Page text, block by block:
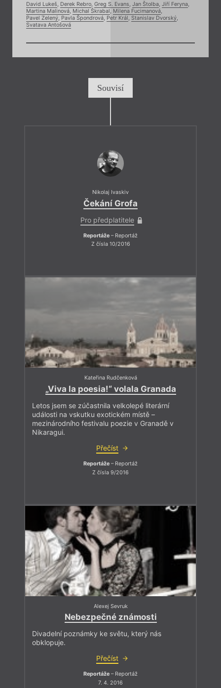
David Lukeš, Derek Rebro, Greg S. Evans, Jan Štolba, Jiří Feryna,
Martina Malinová, Michal Škrabal, Milena Fucimanová,
Pavel Zelený, Pavla Špondrová, Petr Král, Stanislav Dvorský,
Svatava Antošová
Souvisí
Nikolaj Ivaskiv
Čekání Grofa
Pro předplatitele
Reportáže – Reportáž
Z čísla 10/2016
Kateřina Rudčenková
„Viva la poesia!“ volala Granada
Letos jsem se zúčastnila velkolepé literární
události na vskutku exotickém místě –
mezinárodního festivalu poezie v Granadě v
Nikaragui.
Přečíst
Reportáže – Reportáž
Z čísla 9/2016
Alexej Sevruk
Nebezpečné známosti
Divadelní poznámky ke světu, který nás
obklopuje.
Přečíst
Reportáže – Reportáž
7. 4. 2016